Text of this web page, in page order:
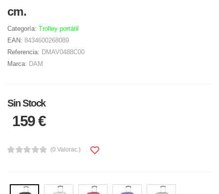
cm.
Categoría: Trolley portátil
EAN: 8434600268089
Referencia: DMAV0488C00
Marca: DAM
Sin Stock
159 €
(0 Valorac.)